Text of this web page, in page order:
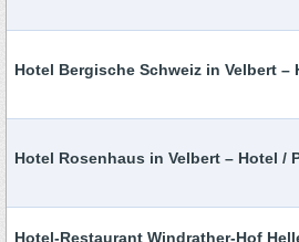
Hotel Bergische Schweiz in Velbert –
Hotel Rosenhaus in Velbert – Hotel /
Hotel-Restaurant Windrather-Hof